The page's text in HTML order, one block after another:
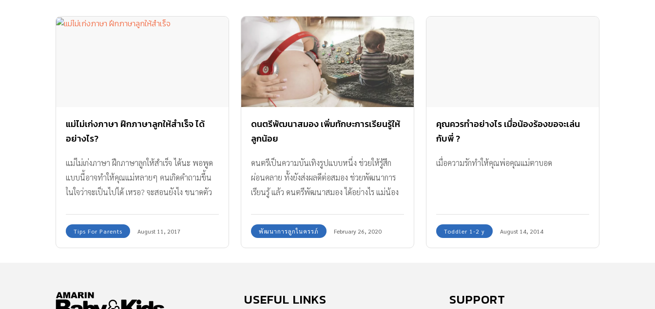
แม่ไม่เก่งภาษา ฝึกภาษาลูกให้สำเร็จ ได้
อย่างไร?
แม่ไม่เก่งภาษา ฝึกภาษาลูกให้สำเร็จ ได้นะ พอพูด
แบบนี้อาจทำให้คุณแม่หลายๆ คนเกิดคำถามขึ้น
ในใจว่าจะเป็นไปได้ เหรอ? จะสอนยังไง ขนาดตัว
ดูวิธีที่จะสอนลูกเก่งภาษาที่เริ่มจากความไม่เก่ง
ภาษาของพ่อแม่ ที่ทีมงาน Amarin Baby & Kids
Tips For Parents August 11, 2017
ดนตรีพัฒนาสมอง เพิ่มทักษะการเรียนรู้ให้
ลูกน้อย
ดนตรีเป็นความบันเทิงรูปแบบหนึ่ง ช่วยให้รู้สึก
ผ่อนคลาย ทั้งยังส่งผลดีต่อสมอง ช่วยพัฒนาการ
เรียนรู้ แล้ว ดนตรีพัฒนาสมอง ได้อย่างไร แม่น้อง
พัฒนาการลูกในครรภ์ February 26, 2020
คุณควรทำอย่างไร เมื่อน้องร้องขอจะเล่น
กับพี่ ?
เมื่อความรักทำให้คุณพ่อคุณแม่ตาบอด
Toddler 1-2 y August 14, 2014
USEFUL LINKS SUPPORT